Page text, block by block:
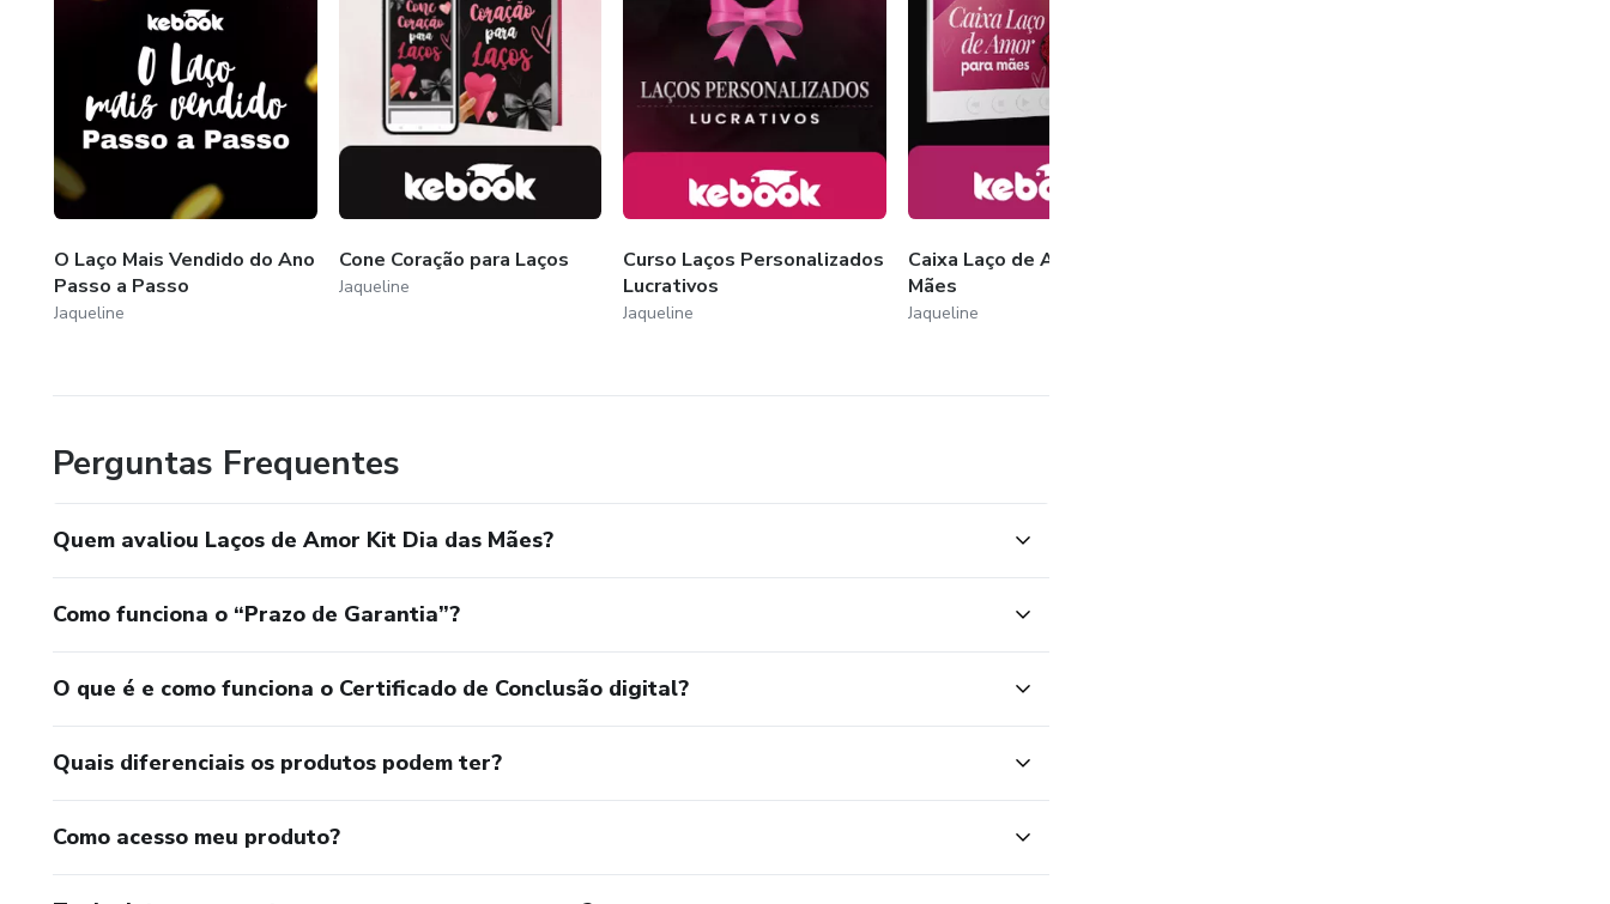
O Laço Mais Vendido do Ano
Passo a Passo
Jaqueline
Cone Coração para Laços
Jaqueline
Curso Laços Personalizados
Lucrativos
Jaqueline
Caixa Laço de Amor para
Mães
Jaqueline
Perguntas Frequentes
Quem avaliou Laços de Amor Kit Dia das Mães?
Como funciona o “Prazo de Garantia”?
O que é e como funciona o Certificado de Conclusão digital?
Quais diferenciais os produtos podem ter?
Como acesso meu produto?